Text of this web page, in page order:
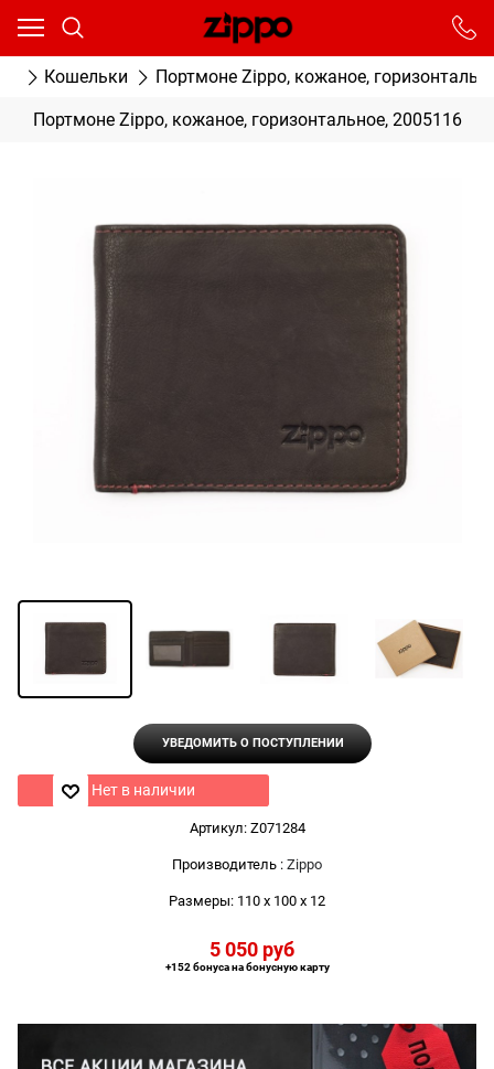
Кошельки Портмоне Zippo, кожаное,
Портмоне Zippo, кожаное, горизонтальное, 2005116
УВЕДОМИТЬ О ПОСТУПЛЕНИИ
Нет в наличии
Артикул: Z071284
Производитель : Zippo
Размеры: 110 x 100 x 12
5 050 руб
+152 бонуса на бонусную карту
Ваш город - Москва,
От выбранного города зависят сроки доставки